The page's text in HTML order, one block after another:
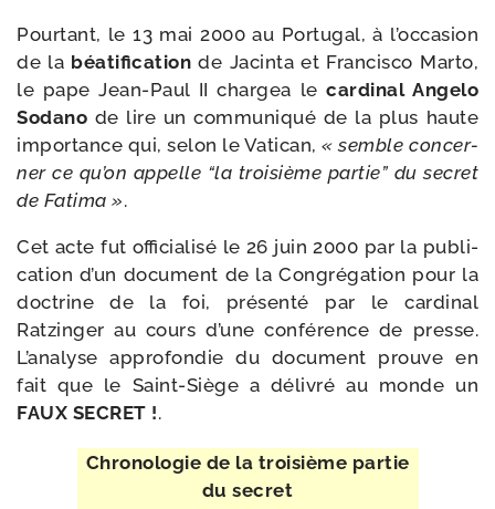
Pourtant, le 13 mai 2000 au Portugal, à l’oc­ca­sion
de la béa­ti­fi­ca­tion de Jacinta et Francisco Marto,
le pape Jean-​Paul II char­gea lecar­di­nal Angelo
Sodano de lire un com­mu­ni­qué de la plus haute
impor­tance qui, selon le Vatican,« semble concer­
ner ce qu’on appelle “la troi­sième par­tie” du secret
de Fatima ».
Cet acte fut offi­cia­li­sé le 26 juin 2000 par la publi­
ca­tion d’un docu­ment de la Congrégation pour la
doc­trine de la foi, pré­sen­té par le car­di­nal
Ratzinger au cours d’une confé­rence de presse.
L’analyse appro­fon­die du docu­ment prouve en
fait que le Saint-​Siège a déli­vré au monde un
FAUX SECRET !.
Chronologie de la troi­sième par­tie
du secret